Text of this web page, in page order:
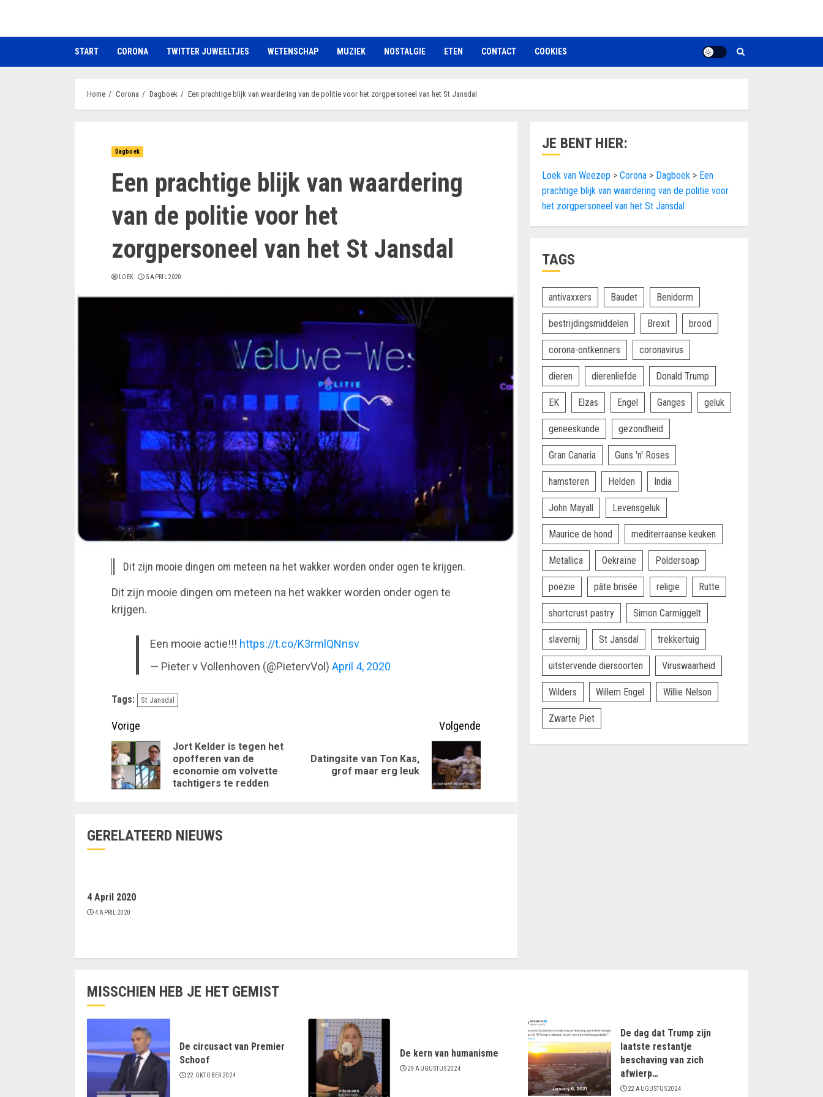
de
START CORONA TWITTER JUWEELTJES WETENSCHAP MUZIEK NOSTALGIE ETEN CONTACT COOKIES
Home Corona Dagboek Een prachtige blijk van waardering van de politie voor het zorgpersoneel van het St Jansdal
Dagboek
Een prachtige blijk van waardering
van de politie voor het
zorgpersoneel van het St Jansdal
LOEK 5 APRIL 2020
Dit zijn mooie dingen om meteen na het wakker worden onder ogen te krijgen.
Dit zijn mooie dingen om meteen na het wakker worden onder ogen te
krijgen.
Een mooie actie!!! https://t.co/K3rmlQNnsv
— Pieter v Vollenhoven (@PietervVol) April 4, 2020
Tags: St Jansdal
Doorgaan
met
lezen
Vorige
Vorig
Jort Kelder is tegen het
opofferen van de
economie om volvette
tachtigers te redden
Volgende
Volgende
Datingsite van Ton Kas,
grof maar erg leuk
GERELATEERD NIEUWS
4 April 2020
4 APRIL 2020
JE BENT HIER:
Loek van Weezep >Corona > Dagboek > Een
prachtige blijk van waardering van de politie voor
het zorgpersoneel van het St Jansdal
TAGS
antivaxxers Baudet Benidorm
bestrijdingsmiddelen Brexit brood
corona-ontkenners coronavirus
dieren dierenliefde Donald Trump
EK Elzas Engel Ganges geluk
geneeskunde gezondheid
Gran Canaria Guns 'n' Roses
hamsteren Helden India
John Mayall Levensgeluk
Maurice de hond mediterraanse keuken
Metallica Oekraïne Poldersoap
poëzie pâte brisée religie Rutte
shortcrust pastry Simon Carmiggelt
slavernij St Jansdal trekkertuig
uitstervende diersoorten Viruswaarheid
Wilders Willem Engel Willie Nelson
Zwarte Piet
MISSCHIEN HEB JE HET GEMIST
De circusact van Premier
Schoof
22 OKTOBER 2024
De kern van humanisme
29 AUGUSTUS 2024
De dag dat Trump zijn
laatste restantje
beschaving van zich
afwierp…
22 AUGUSTUS 2024